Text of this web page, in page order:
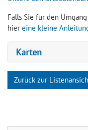
Falls Sie für den
hier eine kleine
Karten
Zurück zur